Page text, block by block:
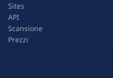
Sites
API
Scansione
Prezzi